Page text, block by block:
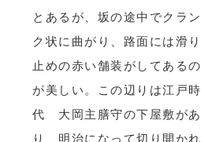
とあるが、坂の途中でクラン
ク状に曲がり、路面には滑り
止めの赤い舗装がしてあるの
が美しい。この辺りは江戸時
代 大岡主膳守の下屋敷があ
り、明治になって切り開かれ